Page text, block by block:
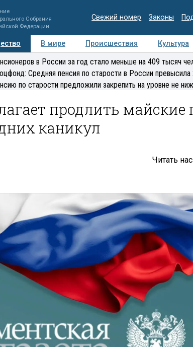
Собрания
Федерации
Свежий номер Законы
В мире Происшествия Культура
Регионы Медиацентр Интервью
в России за год стало меньше на 409 тысяч
Средняя пенсия по старости в России превысила
по старости предложили закрепить на уровне не
продлить майские
каникул
Читать